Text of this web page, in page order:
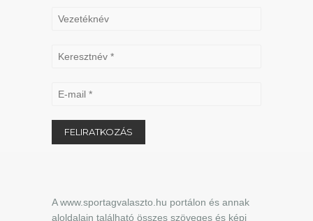
A www.sportagvalaszto.hu portálon és annak
aloldalain található összes szöveges és képi